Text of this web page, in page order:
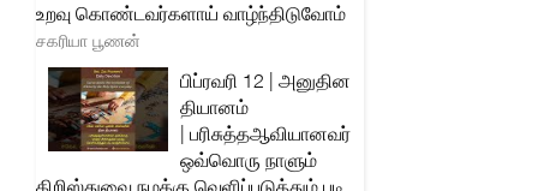
உறவு கொண்டவர்களாய் வாழ்ந்திடுவோம்
சகரியா பூணன்
பிப்ரவரி 12 | அனுதின
தியானம்
| பரிசுத்தஆவியானவர்
ஒவ்வொரு நாளும்
கிறிஸ்துவை நமக்கு வெளிப்படுத்தும் படி